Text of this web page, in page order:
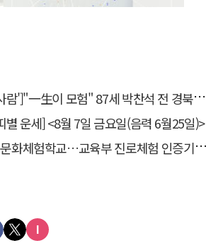
']"一生이 모험" 87세 박찬석 전 경북대 총장
별 운세] <8월 7일 금요일(음력 6월25일)>
체험학교…교육부 진로체험 인증기관 선정